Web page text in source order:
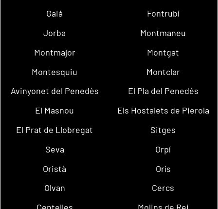
Gaià
Fontrubí
Jorba
Montmaneu
Montmajor
Montgat
Montesquiu
Montclar
Avinyonet del Penedès
El Pla del Penedès
El Masnou
Els Hostalets de Pierola
El Prat de Llobregat
Sitges
Seva
Orpí
Oristà
Orís
Olvan
Cercs